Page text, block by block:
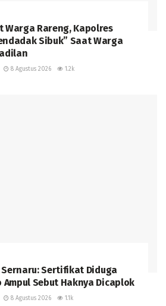
Warga Rareng, Kapolres
Sibuk” Saat Warga
8 Agustus 2026 1.2k
Sertifikat Diduga
Ampul Sebut Haknya Dicaplok
8 Agustus 2026 1.1k